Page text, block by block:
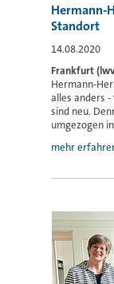
Hermann-
Standort
14.08.2020
Frankfurt
Hermann-
alles anders
sind neu.
umgezogen
mehr